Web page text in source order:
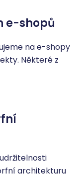
e-shopů
na e-shopy
Některé z
architekturu